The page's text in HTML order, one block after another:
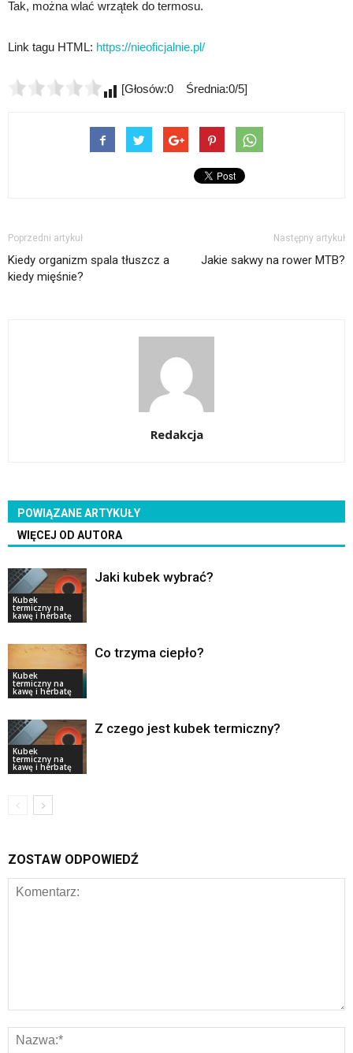
Tak, można wlać wrzątek do termosu.
Link tagu HTML: https://nieoficjalnie.pl/
[Głosów:0 Średnia:0/5]
Poprzedni artykuł
Kiedy organizm spala tłuszcz a
kiedy mięśnie?
Następny artykuł
Jakie sakwy na rower MTB?
Redakcja
POWIĄZANE ARTYKUŁY
WIĘCEJ OD AUTORA
Kubek
termiczny na
kawę i herbatę
Jaki kubek wybrać?
Kubek
termiczny na
kawę i herbatę
Co trzyma ciepło?
Kubek
termiczny na
kawę i herbatę
Z czego jest kubek termiczny?
ZOSTAW ODPOWIEDŹ